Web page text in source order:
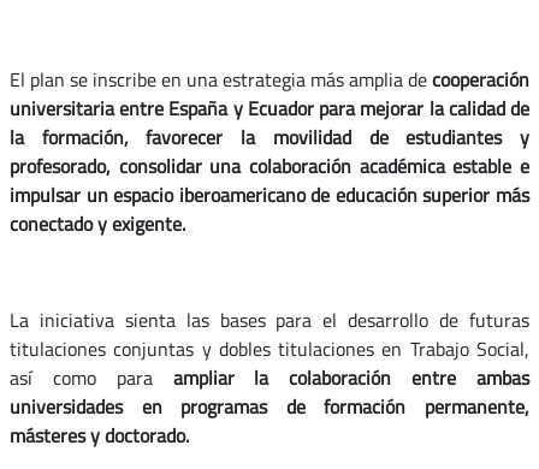
El plan se inscribe en una estrategia más amplia decooperación
universitaria entre España y Ecuador para mejorar la calidad de
la formación, favorecer la movilidad de estudiantes y
profesorado, consolidar una colaboración académica estable e
impulsar un espacio iberoamericano de educación superior más
conectado y exigente.
La iniciativa sienta las bases para el desarrollo de futuras
titulaciones conjuntas y dobles titulaciones en Trabajo Social,
así como para ampliar la colaboración entre ambas
universidades en programas de formación permanente,
másteres y doctorado.